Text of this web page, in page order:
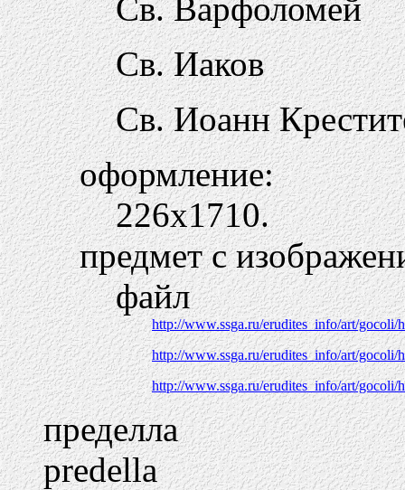
Св. Варфоломей
Св. Иаков
Св. Иоанн
оформление:
226х1710.
предмет с
файл
http://www.ssga.ru/erudites_info/art/gocoli/
http://www.ssga.ru/erudites_info/art/gocoli/
http://www.ssga.ru/erudites_info/art/gocoli/
пределла
predella